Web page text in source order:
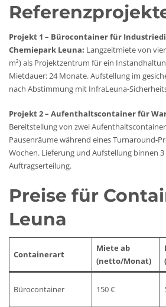
Projekt 1 – Bürocontainer für
Chemiepark Leuna: Langzeitmiete von
m²) als Projektzentrum für ein
Mietdauer: 24 Monate. Aufstellung im
nach Abstimmung mit InfraLeuna-
Projekt 2 – Aufenthaltscontainer für
Bereitstellung von zwei
Pausenräume während eines Turnaround-
Wochen. Lieferung und Aufstellung binnen
Auftragserteilung.
Preise für
Leuna
Containerart
Miete ab
(netto/Monat)
Bürocontainer 150 €